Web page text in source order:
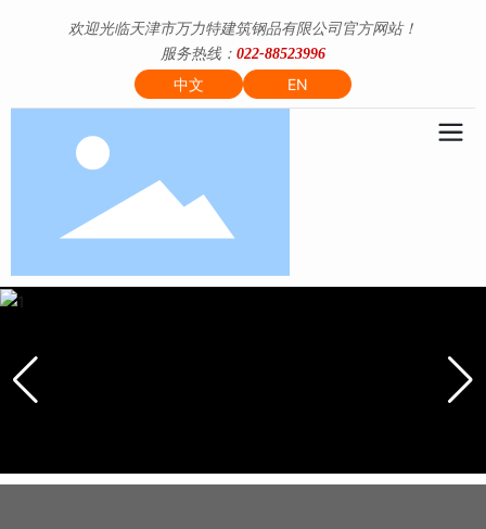
欢迎光临天津市万力特建筑钢品有限公司官方网站！
服务热线： 022-88523996
中文 EN